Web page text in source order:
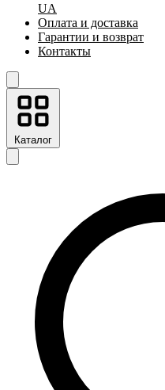
UA
Оплата и доставка
Гарантии и возврат
Контакты
Каталог